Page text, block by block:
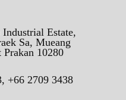
Estate,
Sa, Mueang
Prakan 10280
+66 2709 3438